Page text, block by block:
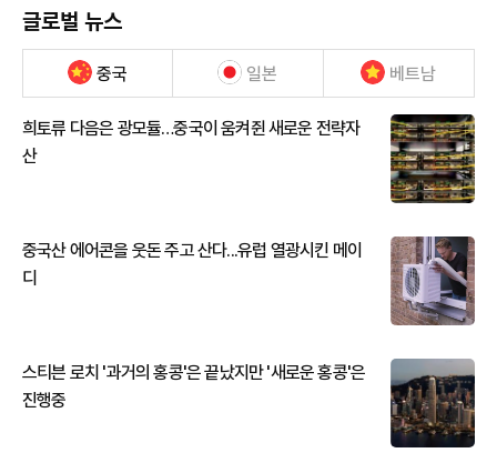
글로벌 뉴스
중국 일본 베트남
희토류 다음은 광모듈…중국이 움켜쥔 새로운 전략자
산
중국산 에어콘을 웃돈 주고 산다...유럽 열광시킨 메이
디
스티븐 로치 '과거의 홍콩'은 끝났지만 '새로운 홍콩'은
진행중